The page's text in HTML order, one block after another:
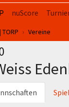
nuScore
Vereine